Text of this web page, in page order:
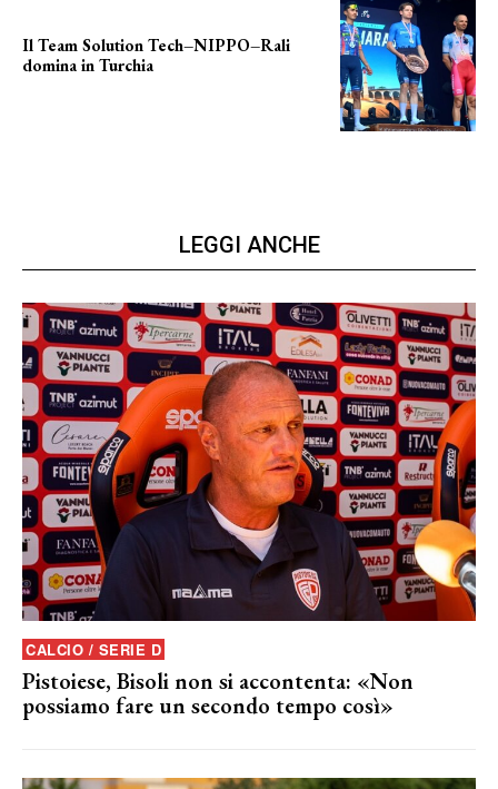
Il Team Solution Tech–NIPPO–Rali
domina in Turchia
LEGGI ANCHE
CALCIO / SERIE D
Pistoiese, Bisoli non si accontenta: «Non
possiamo fare un secondo tempo così»